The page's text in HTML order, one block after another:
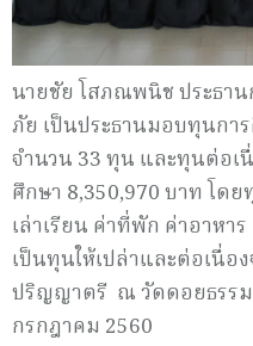
นายชัย โสภณพนิช ประธา
ภัย เป็นประธานมอบทุนกา
จำนวน 33 ทุน และทุนต่อเ
ศึกษา 8,350,970 บาท โด
เล่าเรียน ค่าที่พัก ค่าอาหา
เป็นทุนให้เปล่าและต่อเนื่อ
ปริญญาตรี ณ วัดดอยธรรม
กรกฎาคม 2560